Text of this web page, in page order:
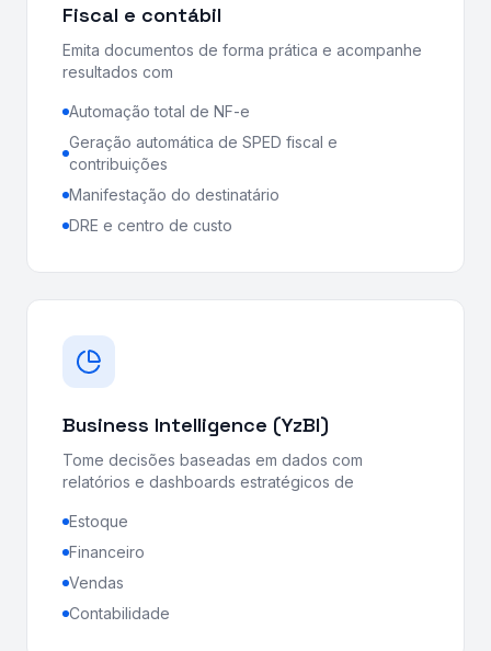
Fiscal e contábil
Emita documentos de forma prática e acompanhe
resultados com
Automação total de NF-e
Geração automática de SPED fiscal e
contribuições
Manifestação do destinatário
DRE e centro de custo
Business Intelligence (YzBI)
Tome decisões baseadas em dados com
relatórios e dashboards estratégicos de
Estoque
Financeiro
Vendas
Contabilidade